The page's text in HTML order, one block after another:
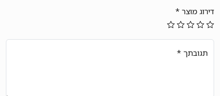
דירוג מוצר *
תגובתך *